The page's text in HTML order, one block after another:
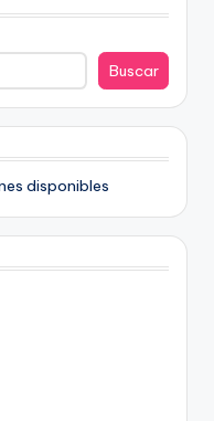
Buscar
disponibles